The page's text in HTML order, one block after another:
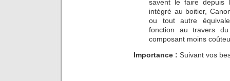
savent le faire depuis
intégré au boitier,
ou tout autre
fonction au travers
composant moins
Importance : Suivant vos